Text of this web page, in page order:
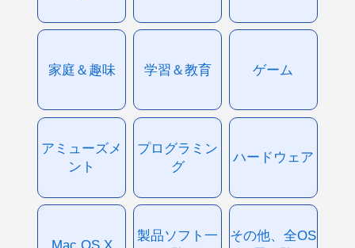
家庭＆趣味 学習＆教育 ゲーム
アミューズメ
ント
プログラミン
グ
ハードウェア
Mac OS X
製品ソフト一
その他、全OS